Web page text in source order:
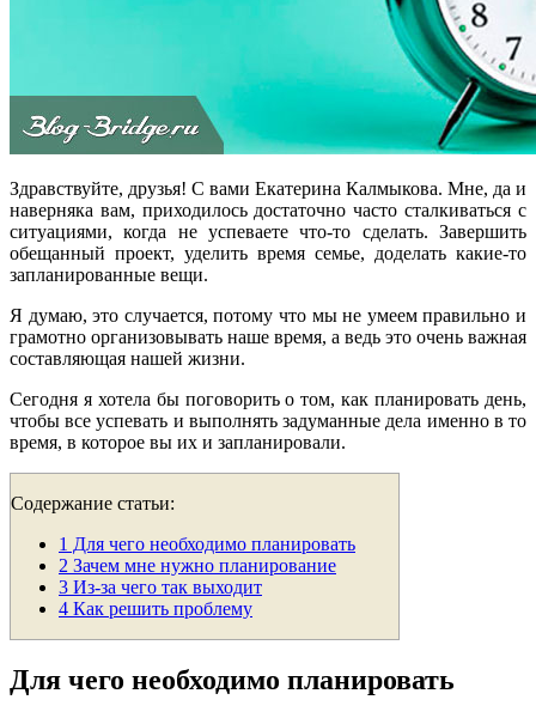
Здравствуйте, друзья! С вами Екатерина Калмыкова. Мне, да и
наверняка вам, приходилось достаточно часто сталкиваться с
ситуациями, когда не успеваете что-то сделать. Завершить
обещанный проект, уделить время семье, доделать какие-то
запланированные вещи.
Я думаю, это случается, потому что мы не умеем правильно и
грамотно организовывать наше время, а ведь это очень важная
составляющая нашей жизни.
Сегодня я хотела бы поговорить о том, как планировать день,
чтобы все успевать и выполнять задуманные дела именно в то
время, в которое вы их и запланировали.
Содержание статьи:
1 Для чего необходимо планировать
2 Зачем мне нужно планирование
3 Из-за чего так выходит
4 Как решить проблему
Для чего необходимо планировать